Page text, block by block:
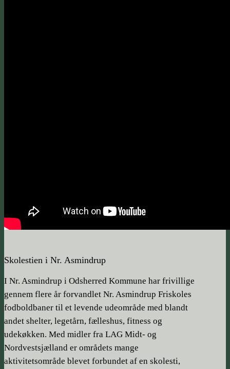
Skolestien i Nr. Asmindrup
I Nr. Asmindrup i Odsherred Kommune har frivillige
gennem flere år forvandlet Nr. Asmindrup Friskoles
fodboldbaner til et levende udeområde med blandt
andet shelter, legetårn, fælleshus, fitness og
udekøkken. Med midler fra LAG Midt- og
Nordvestsjælland er områdets mange
aktivitetsområde blevet forbundet af en skolesti,